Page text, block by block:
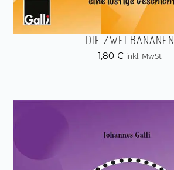
DIE ZWEI BANANEN
1,80 € inkl. MwSt